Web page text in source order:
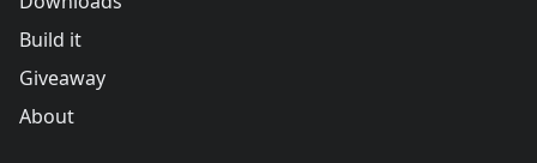
Build it
Giveaway
About